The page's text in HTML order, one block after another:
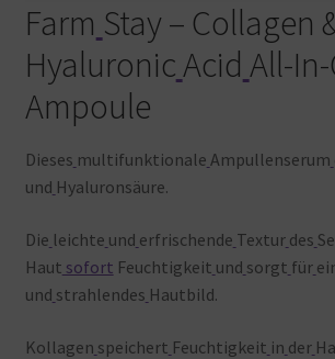
Farm Stay – Collagen
HyaluronicAcid All-
Ampoule
Dieses multifunktionale Ampullenserum
und Hyaluronsäure.
Die leichte und erfrischende Textur des
Haut sofort Feuchtigkeit und sorgt für
und strahlendes Hautbild.
Kollagen speichert Feuchtigkeit in der